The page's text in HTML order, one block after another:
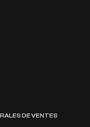
DE VENTES